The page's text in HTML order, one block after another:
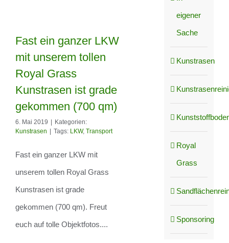
Fast ein ganzer
LKW mit unserem
tollen Royal Grass
Kunstrasen ist
grade gekommen
(700 qm)
Fast ein ganzer LKW
mit unserem tollen
Royal Grass
Kunstrasen ist grade
gekommen (700 qm)
6. Mai 2019
Kategorien:
Kunstrasen
Tags: LKW, Transport
Fast ein ganzer LKW mit
unserem tollen Royal Grass
Kunstrasen ist grade
gekommen (700 qm). Freut
euch auf tolle Objektfotos....
eigener
Sache
Kunstrasen
Royal
Grass
Sponsoring